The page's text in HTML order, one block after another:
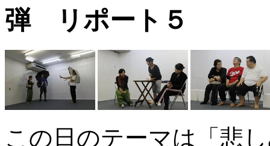
弾 リポート５
この日のテーマは「悲